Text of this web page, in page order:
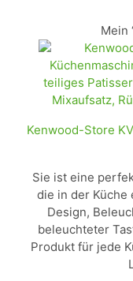
Mein
Kenwood-Store
Sie ist eine
die in der Küche
Design,
beleuchteter
Produkt für jede